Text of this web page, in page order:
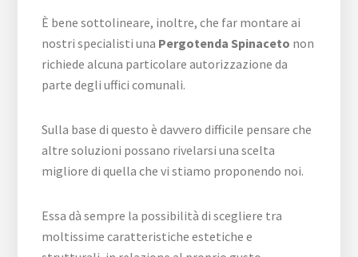
È bene sottolineare, inoltre, che far montare ai
nostri specialisti una Pergotenda Spinaceto non
richiede alcuna particolare autorizzazione da
parte degli uffici comunali.
Sulla base di questo è davvero difficile pensare che
altre soluzioni possano rivelarsi una scelta
migliore di quella che vi stiamo proponendo noi.
Essa dà sempre la possibilità di scegliere tra
moltissime caratteristiche estetiche e